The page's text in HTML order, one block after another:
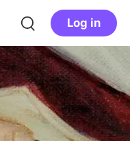
Log in